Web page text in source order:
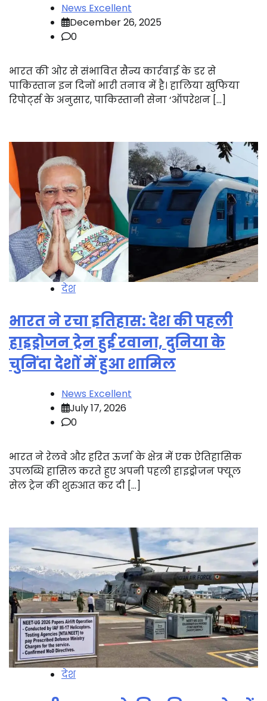
News Excellent
December 26, 2025
0
भारत की ओर से संभावित सैन्य कार्रवाई के डर से
पाकिस्तान इन दिनों भारी तनाव में है। हालिया खुफिया
रिपोर्ट्स के अनुसार, पाकिस्तानी सेना ‘ऑपरेशन […]
देश
भारत ने रचा इतिहास: देश की पहली
हाइड्रोजन ट्रेन हुई रवाना, दुनिया के
चुनिंदा देशों में हुआ शामिल
News Excellent
July 17, 2026
0
भारत ने रेलवे और हरित ऊर्जा के क्षेत्र में एक ऐतिहासिक
उपलब्धि हासिल करते हुए अपनी पहली हाइड्रोजन फ्यूल
सेल ट्रेन की शुरुआत कर दी […]
देश